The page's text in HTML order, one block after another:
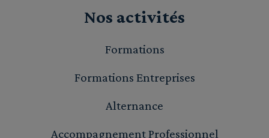
Nos activités
Formations
Formations Entreprises
Alternance
Accompagnement Professionnel